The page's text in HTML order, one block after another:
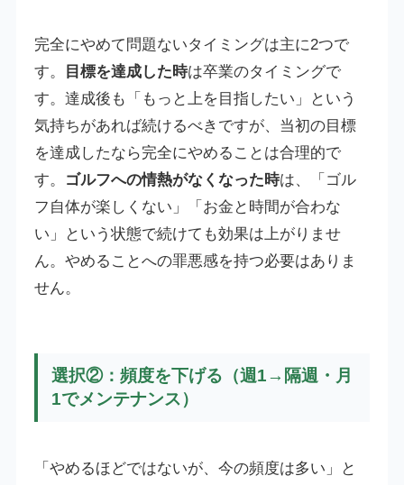
完全にやめて問題ないタイミングは主に2つで
す。
目標を達成した時は卒業のタイミングで
す。達成後も「もっと上を目指したい」という
気持ちがあれば続けるべきですが、当初の目標
を達成したなら完全にやめることは合理的で
す。
ゴルフへの情熱がなくなった時は、「ゴル
フ自体が楽しくない」「お金と時間が合わな
い」という状態で続けても効果は上がりませ
ん。やめることへの罪悪感を持つ必要はありま
せん。
選択②：頻度を下げる（週1→隔週・月
1でメンテナンス）
「やめるほどではないが、今の頻度は多い」と